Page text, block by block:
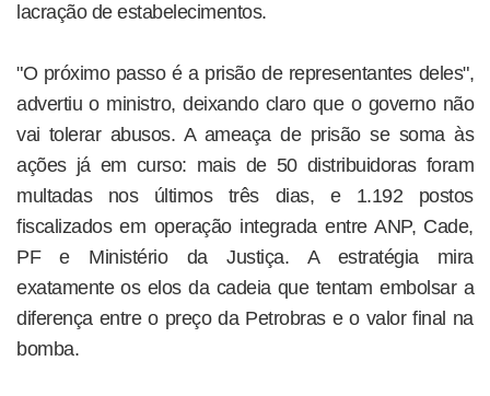
lacração de estabelecimentos.
"O próximo passo é a prisão de representantes deles",
advertiu o ministro, deixando claro que o governo não
vai tolerar abusos. A ameaça de prisão se soma às
ações já em curso: mais de 50 distribuidoras foram
multadas nos últimos três dias, e 1.192 postos
fiscalizados em operação integrada entre ANP, Cade,
PF e Ministério da Justiça. A estratégia mira
exatamente os elos da cadeia que tentam embolsar a
diferença entre o preço da Petrobras e o valor final na
bomba.